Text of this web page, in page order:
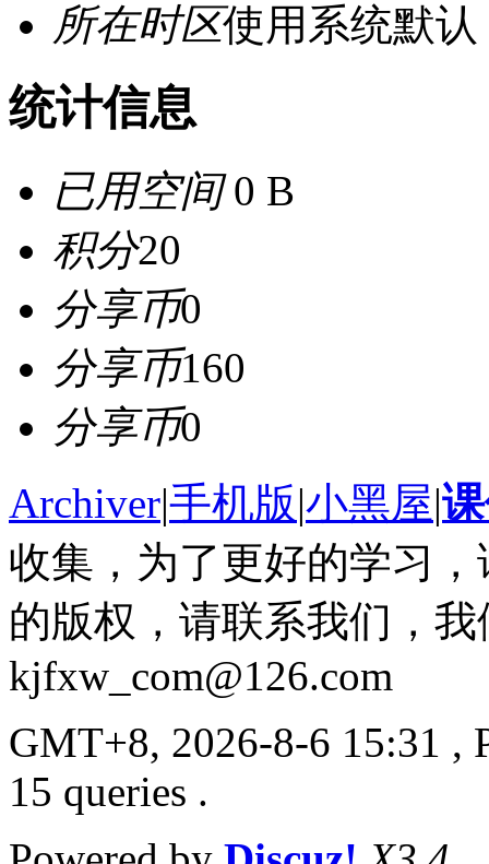
所在时区使用系统默认
统计信息
已用空间0 B
积分20
分享币0
分享币160
分享币0
Archiver|手机版|小黑屋|
收集，为了更好的学习
的版权，请联系我们，
kjfxw_com@126.com
GMT+8, 2026-8-6 15:31 ,
15 queries .